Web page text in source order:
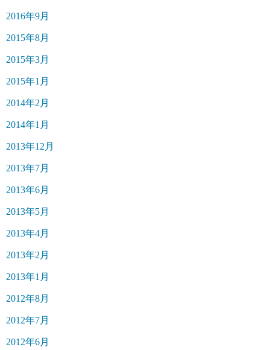
2016年9月
2015年8月
2015年3月
2015年1月
2014年2月
2014年1月
2013年12月
2013年7月
2013年6月
2013年5月
2013年4月
2013年2月
2013年1月
2012年8月
2012年7月
2012年6月